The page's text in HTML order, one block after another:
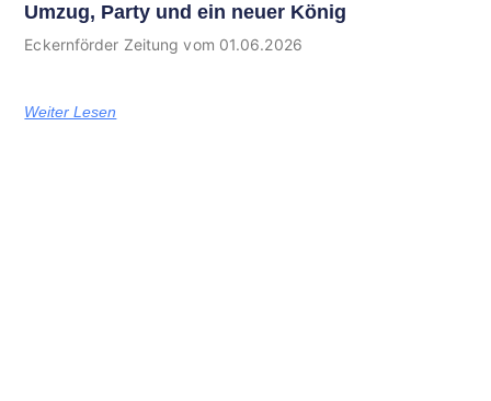
Umzug, Party und ein neuer König
Eckernförder Zeitung vom 01.06.2026
Weiter Lesen